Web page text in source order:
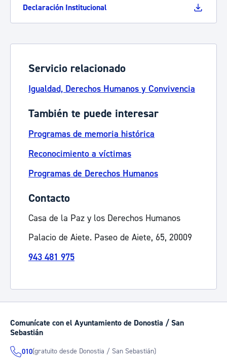
Declaración Institucional
Servicio relacionado
Igualdad, Derechos Humanos y Convivencia
También te puede interesar
Programas de memoria histórica
Reconocimiento a víctimas
Programas de Derechos Humanos
Contacto
Casa de la Paz y los Derechos Humanos
Palacio de Aiete. Paseo de Aiete, 65, 20009
943 481 975
Comunícate con el Ayuntamiento de Donostia / San
Sebastián
010(gratuito desde Donostia / San Sebastián)